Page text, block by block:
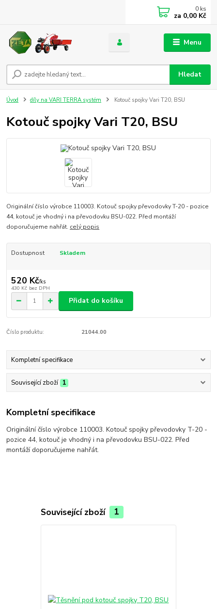
Menu
Hledat
0 ks
za 0,00 Kč
Úvod díly na VARI TERRA systém Kotouč spojky Vari T20, BSU
Kotouč spojky Vari T20, BSU
Originální číslo výrobce 110003. Kotouč spojky převodovky T-20 - pozice
44, kotouč je vhodný i na převodovku BSU-022. Před montáží
doporučujeme nahřát. celý popis
Dostupnost Skladem
520 Kč/ks
430 Kč bez DPH
Přidat do košíku
Číslo produktu: 21044.00
Kompletní specifikace
Související zboží 1
Kompletní specifikace
Originální číslo výrobce 110003. Kotouč spojky převodovky T-20 -
pozice 44, kotouč je vhodný i na převodovku BSU-022. Před
montáží doporučujeme nahřát.
Související zboží 1